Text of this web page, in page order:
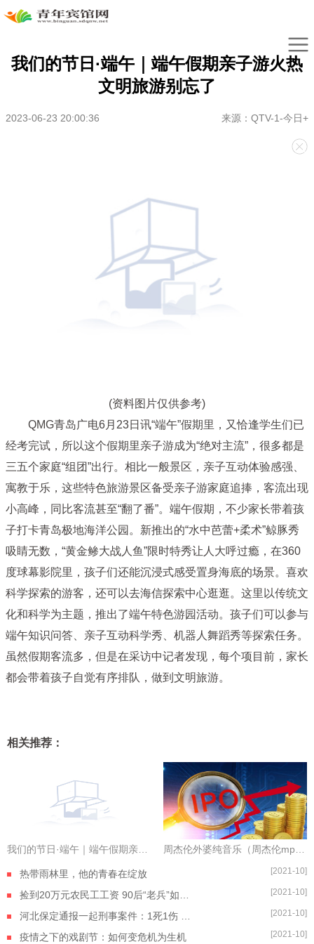
我们的节日·端午｜端午假期亲子游火热
文明旅游别忘了
2023-06-23 20:00:36 来源：QTV-1-今日+
(资料图片仅供参考)
QMG青岛广电6月23日讯“端午”假期里，又恰逢学生们已
经考完试，所以这个假期里亲子游成为“绝对主流”，很多都是
三五个家庭“组团”出行。相比一般景区，亲子互动体验感强、
寓教于乐，这些特色旅游景区备受亲子游家庭追捧，客流出现
小高峰，同比客流甚至“翻了番”。端午假期，不少家长带着孩
子打卡青岛极地海洋公园。新推出的“水中芭蕾+柔术”鲸豚秀
吸睛无数，“黄金鲹大战人鱼”限时特秀让人大呼过瘾，在360
度球幕影院里，孩子们还能沉浸式感受置身海底的场景。喜欢
科学探索的游客，还可以去海信探索中心逛逛。这里以传统文
化和科学为主题，推出了端午特色游园活动。孩子们可以参与
端午知识问答、亲子互动科学秀、机器人舞蹈秀等探索任务。
虽然假期客流多，但是在采访中记者发现，每个项目前，家长
都会带着孩子自觉有序排队，做到文明旅游。
相关推荐：
热带雨林里，他的青春在绽放 [2021-10]
[2021-10]
[2021-10]
疫情之下的戏剧节：如何变危机为生机 [2021-10]